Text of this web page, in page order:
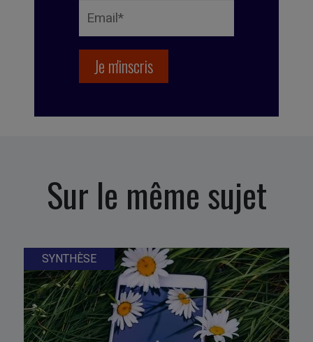
Sur le même sujet
SYNTHÈSE